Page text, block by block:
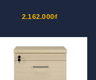
2.162.000₫